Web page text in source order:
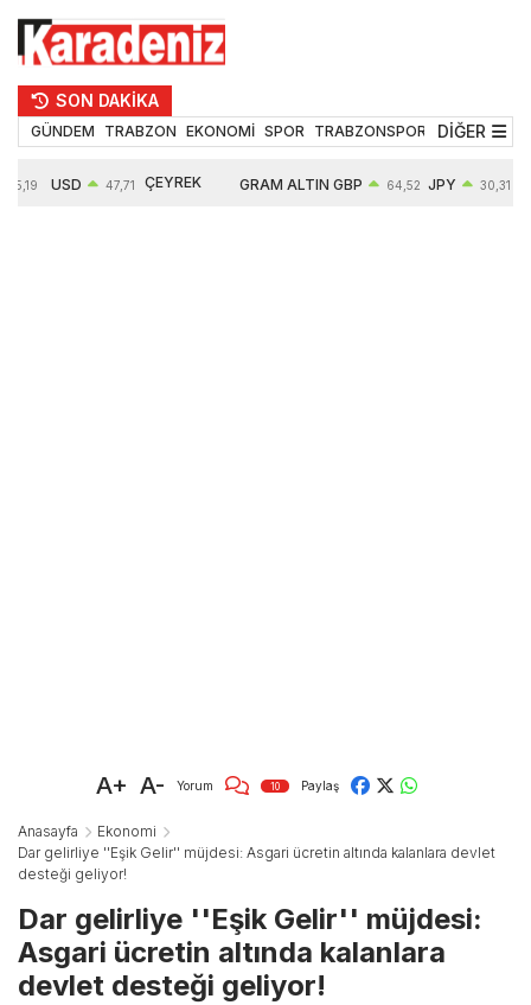
SON DAKİKA
GÜNDEM TRABZON EKONOMİ SPOR TRABZONSPOR TEKNOLOJİ
DİĞER
55,19 USD 47,71 ÇEYREK GRAM ALTIN GBP 64,52 JPY 30,31
A+ A- Yorum 10 Paylaş
Anasayfa
Ekonomi
Dar gelirliye ''Eşik Gelir'' müjdesi: Asgari ücretin altında kalanlara devlet
desteği geliyor!
Dar gelirliye ''Eşik Gelir'' müjdesi:
Asgari ücretin altında kalanlara
devlet desteği geliyor!